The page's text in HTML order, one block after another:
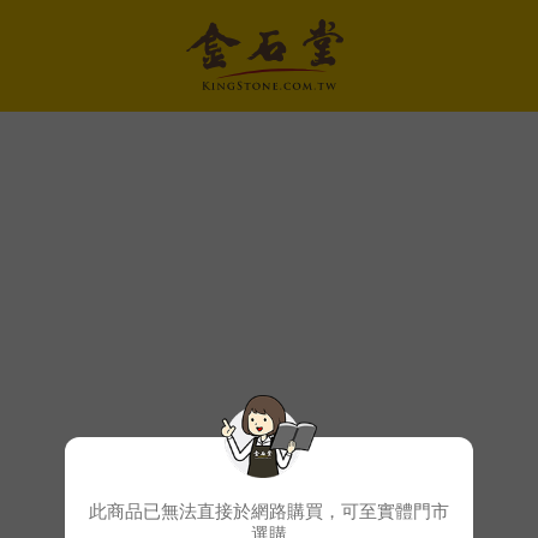
此商品已無法直接於網路購買，可至實體門市
選購